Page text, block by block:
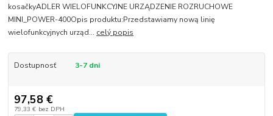
kosačkyADLER WIELOFUNKCYJNE URZĄDZENIE ROZRUCHOWE
MINI_POWER-400Opis produktu:Przedstawiamy nową linię
wielofunkcyjnych urząd... celý popis
Dostupnosť 3-7 dni
97,58 €
79,33 € bez DPH